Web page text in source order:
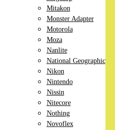
Mitakon
Monster Adapter
Motorola
Moza
Nanlite
National Geographic
Nikon
Nintendo
Nissin
Nitecore
Nothing
Novoflex